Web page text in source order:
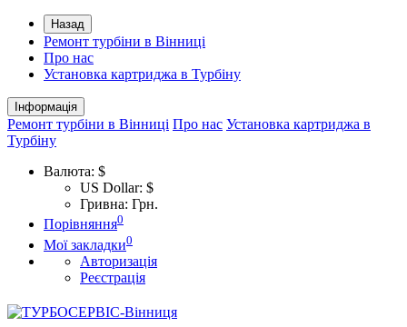
Назад
Ремонт турбіни в Вінниці
Про нас
Установка картриджа в Турбіну
Інформація
Ремонт турбіни в Вінниці Про нас Установка картриджа в
Турбіну
Валюта: $
US Dollar: $
Гривна: Грн.
Порівняння0
Мої закладки0
Авторизація
Реєстрація